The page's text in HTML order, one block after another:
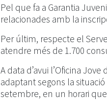
Pel que fa a Garantia
relacionades amb la
Per últim, respecte el
atendre més de 1.700
A data d’avui l’Oficina
adaptant segons la
setembre, en un horari